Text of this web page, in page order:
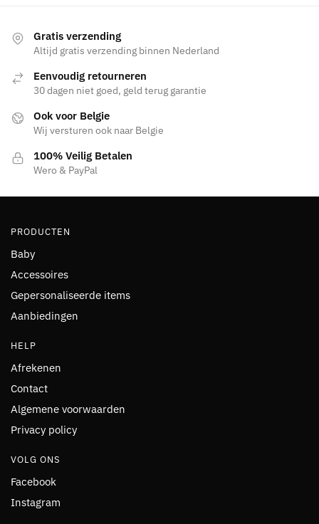
Gratis verzending
Altijd gratis verzending binnen Nederland
Eenvoudig retourneren
30 dagen niet goed, geld terug garantie
Ook voor Belgie
Wij versturen ook naar Belgie
100% Veilig Betalen
Wero & PayPal
PRODUCTEN
Baby
Accessoires
Gepersonaliseerde items
Aanbiedingen
HELP
Afrekenen
Contact
Algemene voorwaarden
Privacy policy
VOLG ONS
Facebook
Instagram